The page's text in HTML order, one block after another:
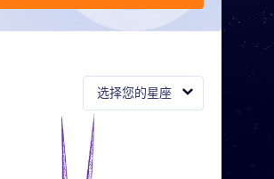
选择您的星座